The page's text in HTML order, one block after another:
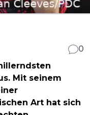
0
Mit seinem
Art hat sich